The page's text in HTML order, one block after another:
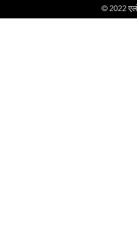
© 2022